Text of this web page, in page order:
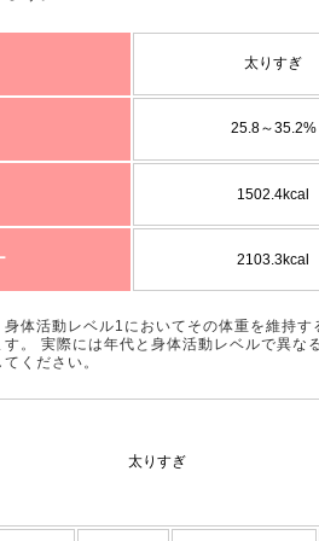
太りすぎ
25.8～35.2%
1502.4kcal
2103.3kcal
体活動レベル1においてその体重を維持す
。 実際には年代と身体活動レベルで異な
ください。
太りすぎ